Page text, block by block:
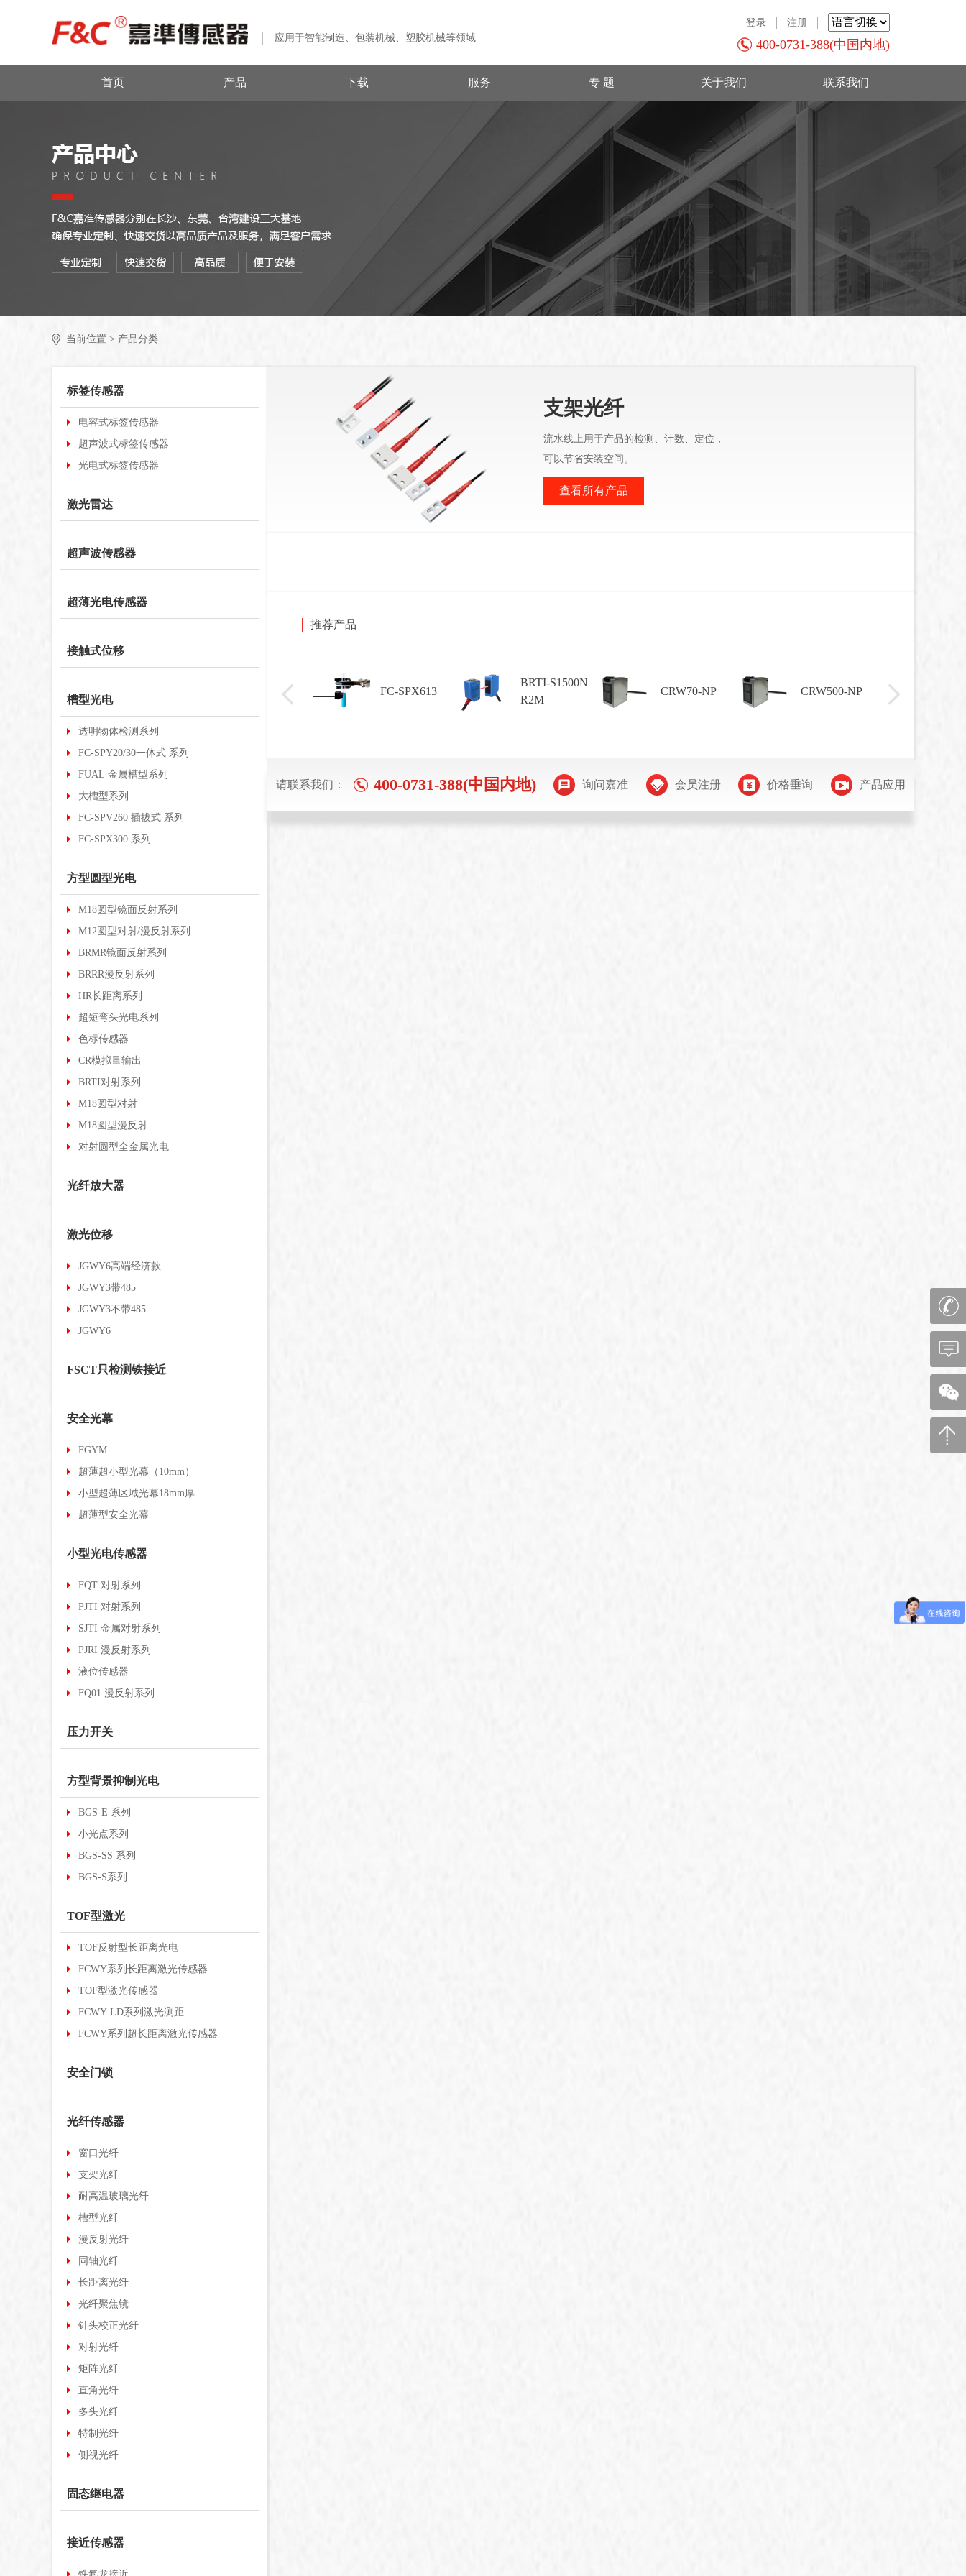
应用于智能制造、包装机械、塑胶机械等领域
登录 注册
400-0731-388(中国内地)
首页 产品 下载 服务 专 题 关于我们 联系我们
当前位置 > 产品分类
标签传感器
电容式标签传感器
超声波式标签传感器
光电式标签传感器
激光雷达
超声波传感器
超薄光电传感器
接触式位移
槽型光电
透明物体检测系列
FC-SPY20/30一体式 系列
FUAL 金属槽型系列
大槽型系列
FC-SPV260 插拔式 系列
FC-SPX300 系列
方型圆型光电
M18圆型镜面反射系列
M12圆型对射/漫反射系列
BRMR镜面反射系列
BRRR漫反射系列
HR长距离系列
超短弯头光电系列
色标传感器
CR模拟量输出
BRTI对射系列
M18圆型对射
M18圆型漫反射
对射圆型全金属光电
光纤放大器
激光位移
JGWY6高端经济款
JGWY3带485
JGWY3不带485
JGWY6
FSCT只检测铁接近
安全光幕
FGYM
超薄超小型光幕（10mm）
小型超薄区域光幕18mm厚
超薄型安全光幕
小型光电传感器
FQT 对射系列
PJTI 对射系列
SJTI 金属对射系列
PJRI 漫反射系列
液位传感器
FQ01 漫反射系列
压力开关
方型背景抑制光电
BGS-E 系列
小光点系列
BGS-SS 系列
BGS-S系列
TOF型激光
TOF反射型长距离光电
FCWY系列长距离激光传感器
TOF型激光传感器
FCWY LD系列激光测距
FCWY系列超长距离激光传感器
安全门锁
光纤传感器
窗口光纤
支架光纤
耐高温玻璃光纤
槽型光纤
漫反射光纤
同轴光纤
长距离光纤
光纤聚焦镜
针头校正光纤
对射光纤
矩阵光纤
直角光纤
多头光纤
特制光纤
侧视光纤
固态继电器
接近传感器
支架光纤
流水线上用于产品的检测、计数、定位，
可以节省安装空间。
查看所有产品
推荐产品
FGSM10-12N FC-SPX613 CRW500-NP
请联系我们： 400-0731-388(中国内地) 询问嘉准 会员注册 价格垂询 产品应用